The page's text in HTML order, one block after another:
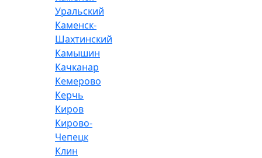
Уральский
Каменск-
Шахтинский
Камышин
Качканар
Кемерово
Керчь
Киров
Кирово-
Чепецк
Клин